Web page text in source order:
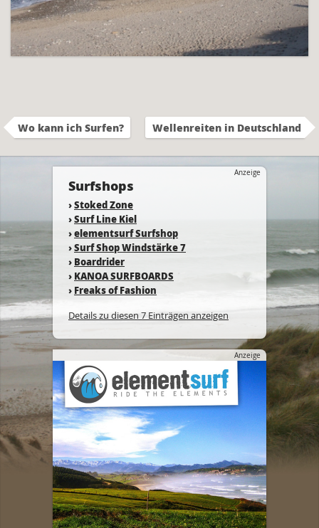
Wo kann ich Surfen? Wellenreiten in Deutschland
Anzeige
Surfshops
›Stoked Zone
›Surf Line Kiel
›elementsurf Surfshop
›Surf Shop Windstärke 7
› Boardrider
› KANOA SURFBOARDS
› Freaks of Fashion
Details zu diesen 7 Einträgen anzeigen
Anzeige